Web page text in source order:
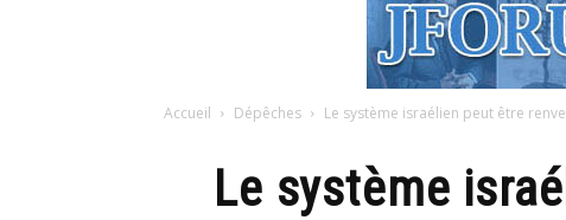
Accueil Dépêches Le système israélien peut être
Le système